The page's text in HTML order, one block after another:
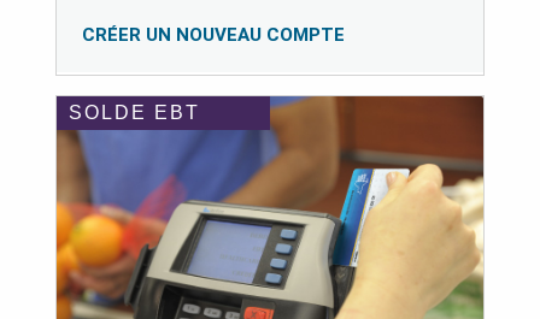
CRÉER UN NOUVEAU COMPTE
SOLDE EBT